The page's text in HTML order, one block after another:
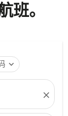
班。
expand_more
close